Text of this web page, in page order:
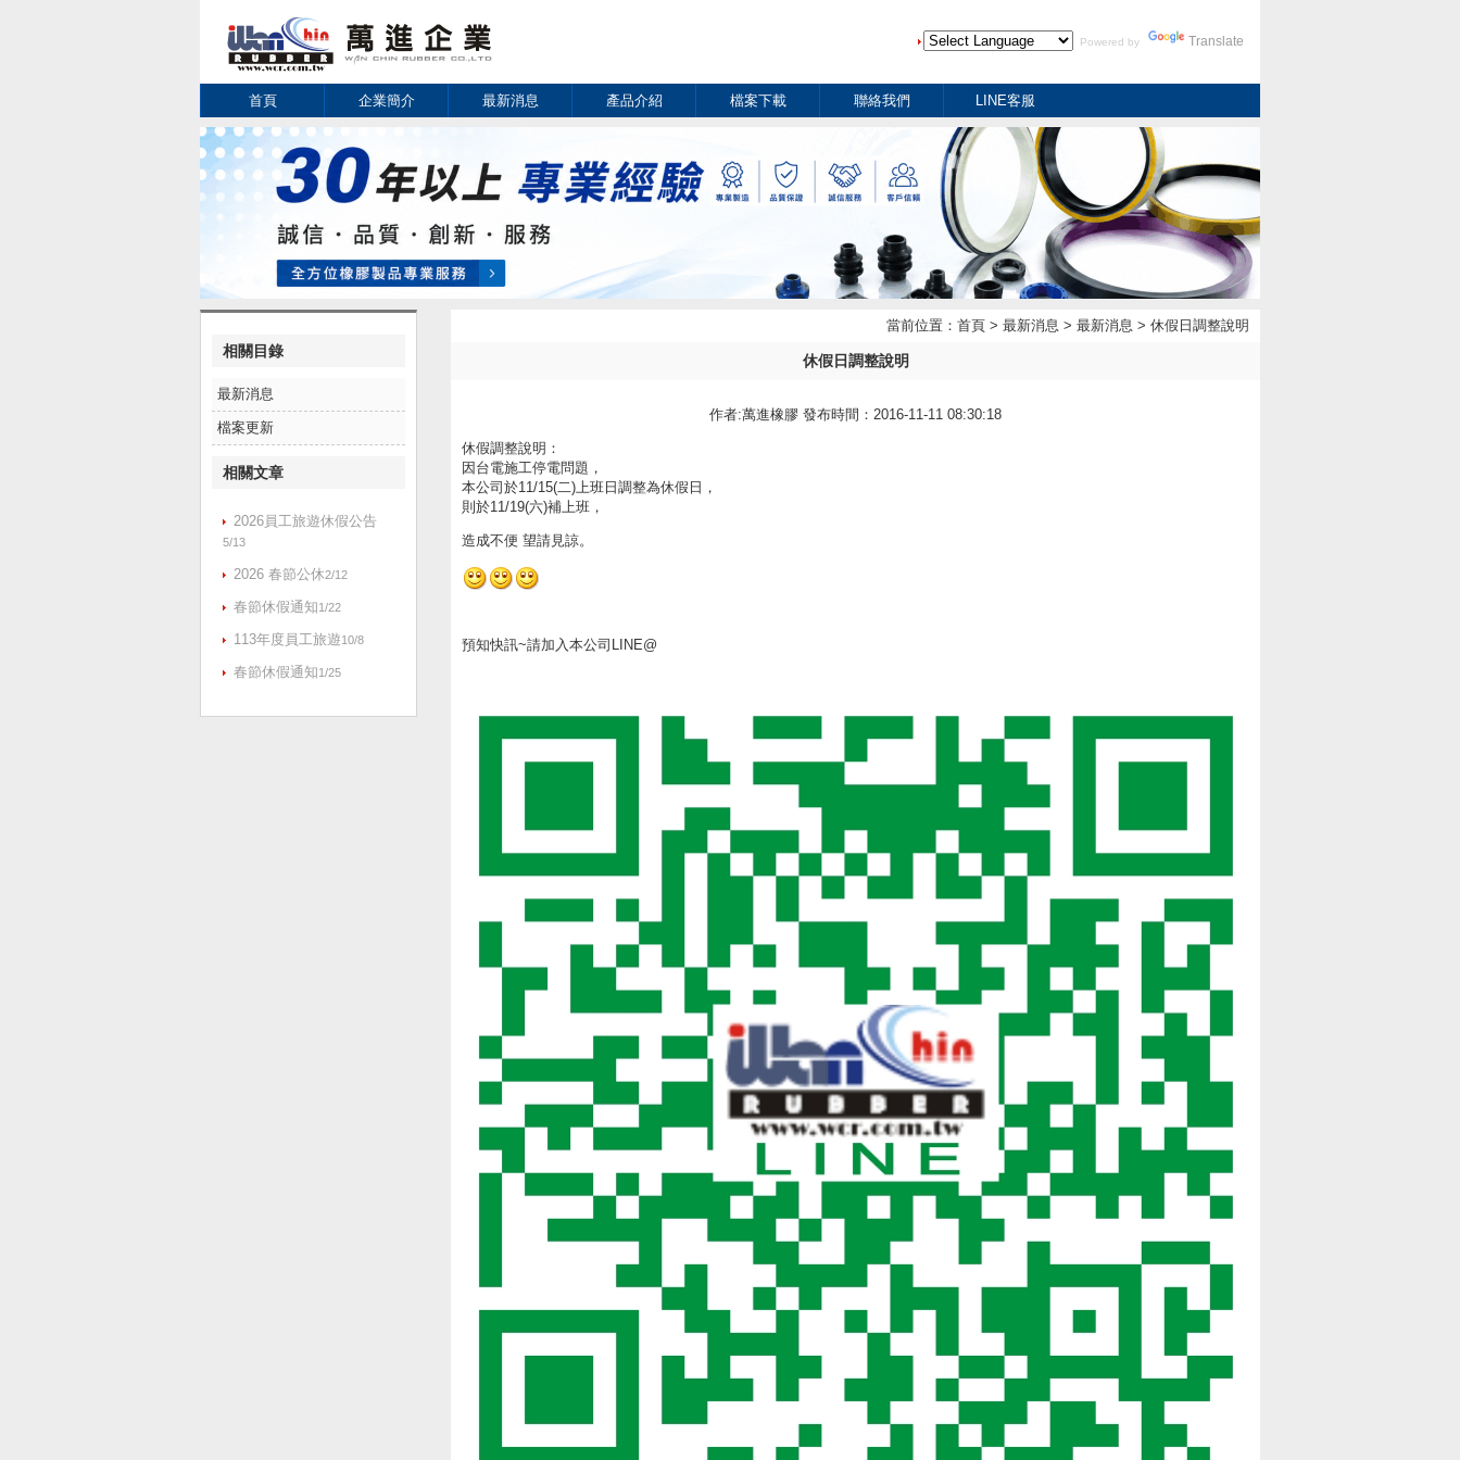
Powered by Translate
首頁 企業簡介 最新消息 產品介紹 檔案下載 聯絡我們 LINE客服
當前位置： 首頁 > 最新消息 > 最新消息 > 休假日調整說明
休假日調整說明
作者:萬進橡膠 發布時間：2016-11-11 08:30:18
休假調整說明：
因台電施工停電問題，
本公司於11/15(二)上班日調整為休假日，
則於11/19(六)補上班，
造成不便 望請見諒。
預知快訊~請加入本公司LINE@
相關目錄
最新消息
檔案更新
相關文章
2026員工旅遊休假公告
5/13
2026 春節公休2/12
春節休假通知1/22
113年度員工旅遊10/8
春節休假通知1/25